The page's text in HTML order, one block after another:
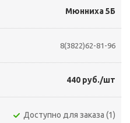
Мюнниха 5Б
8(3822)62-81-96
440 руб./шт
Доступно для заказа (1)